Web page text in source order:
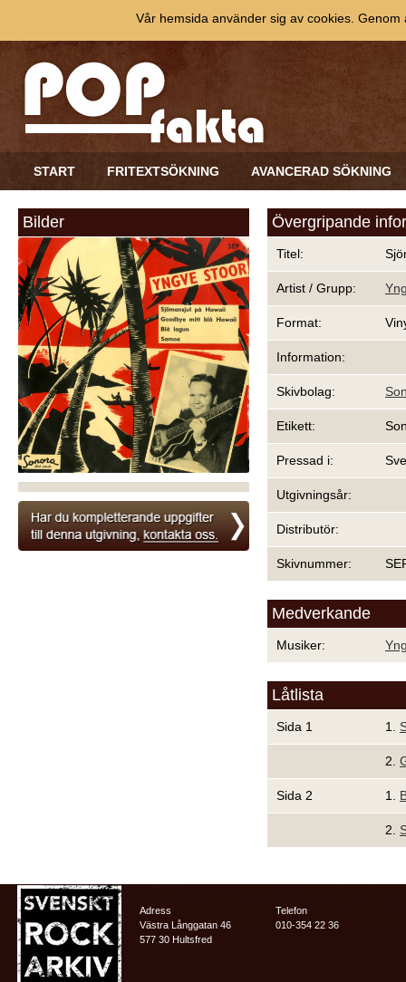
START FRITEXTSÖKNING AVANCERAD SÖKNING
Bilder Övergripande
Titel:
Artist / Grupp:
Format:
Information:
Skivbolag:
Etikett:
Pressad i:
Utgivningsår:
Distributör:
Skivnummer:
Medverkande
Musiker:
Låtlista
Sida 1 1.
2.
Sida 2 1.
2.
Adress
Västra Långgatan 46
577 30 Hultsfred
Telefon
010-354 22 36
Vår hemsida använder sig av cookies.